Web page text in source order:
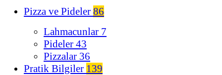
Pizza ve Pideler 86
Lahmacunlar 7
Pideler 43
Pizzalar 36
Pratik Bilgiler 139